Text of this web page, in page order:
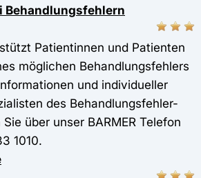
Behandlungsfehlern
Patientinnen und Patienten
möglichen Behandlungsfehlers
und individueller
des Behandlungsfehler-
über unser BARMER Telefon
1010.